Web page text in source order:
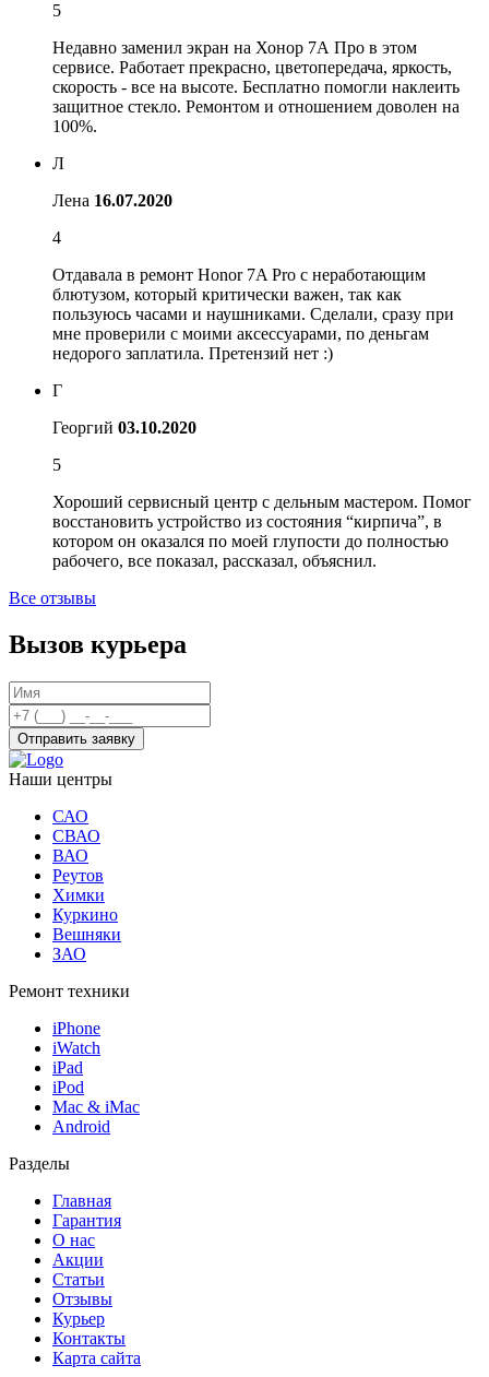
5
Недавно заменил экран на Хонор 7А Про в этом
сервисе. Работает прекрасно, цветопередача, яркость,
скорость - все на высоте. Бесплатно помогли наклеить
защитное стекло. Ремонтом и отношением доволен на
100%.
Л
Лена 16.07.2020
4
Отдавала в ремонт Honor 7A Pro с неработающим
блютузом, который критически важен, так как
пользуюсь часами и наушниками. Сделали, сразу при
мне проверили с моими аксессуарами, по деньгам
недорого заплатила. Претензий нет :)
Г
Георгий 03.10.2020
5
Хороший сервисный центр с дельным мастером. Помог
восстановить устройство из состояния “кирпича”, в
котором он оказался по моей глупости до полностью
рабочего, все показал, рассказал, объяснил.
Все отзывы
Вызов курьера
Отправить заявку
Наши центры
САО
СВАО
ВАО
Реутов
Химки
Куркино
Вешняки
ЗАО
Ремонт техники
iPhone
iWatch
iPad
iPod
Mac & iMac
Android
Разделы
Главная
Гарантия
О нас
Акции
Статьи
Отзывы
Курьер
Контакты
Карта сайта